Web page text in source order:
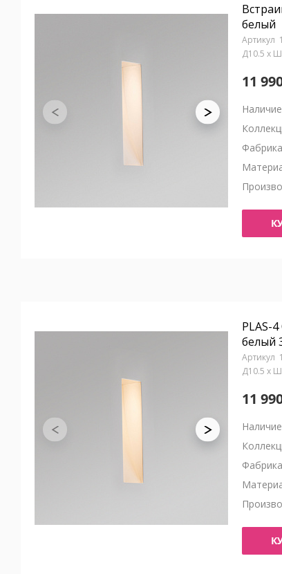
белый
Д10.5 x
11
Наличие
Фабрика
PLAS-
белый
Д10.5 x
11
Наличие
Фабрика